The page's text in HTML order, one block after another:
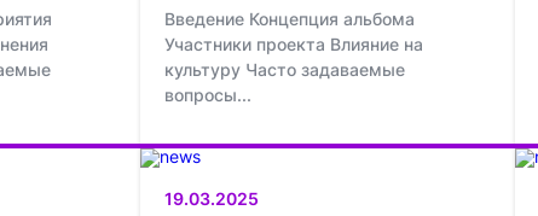
Введение Концепция альбома
Участники проекта Влияние на
культуру Часто задаваемые
вопросы...
19.03.2025